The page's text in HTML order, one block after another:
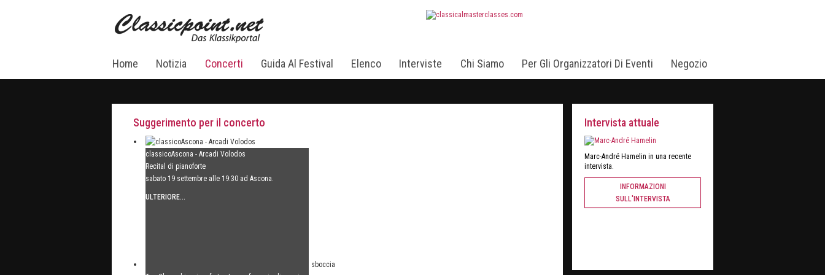
Home Notizia Concerti Guida Al Festival Elenco Interviste Chi Siamo Per Gli Organizzatori Di Eventi Negozio
Suggerimento per il concerto
classicoAscona - Arcadi Volodos
Recital di pianoforte
sabato 19 settembre alle 19:30 ad Ascona.
ULTERIORE...
Intervista attuale
Marc-André Hamelin in una recente
intervista.
INFORMAZIONI
SULL'INTERVISTA